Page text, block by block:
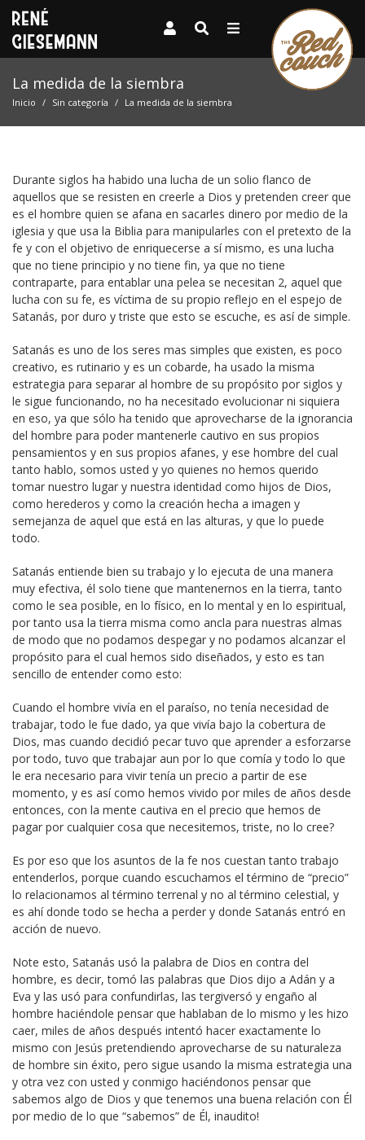
La medida de la siembra
Inicio Sin categoría La medida de la siembra
Durante siglos ha habido una lucha de un solio flanco de
aquellos que se resisten en creerle a Dios y pretenden creer que
es el hombre quien se afana en sacarles dinero por medio de la
iglesia y que usa la Biblia para manipularles con el pretexto de la
fe y con el objetivo de enriquecerse a sí mismo, es una lucha
que no tiene principio y no tiene fin, ya que no tiene
contraparte, para entablar una pelea se necesitan 2, aquel que
lucha con su fe, es víctima de su propio reflejo en el espejo de
Satanás, por duro y triste que esto se escuche, es así de simple.
Satanás es uno de los seres mas simples que existen, es poco
creativo, es rutinario y es un cobarde, ha usado la misma
estrategia para separar al hombre de su propósito por siglos y
le sigue funcionando, no ha necesitado evolucionar ni siquiera
en eso, ya que sólo ha tenido que aprovecharse de la ignorancia
del hombre para poder mantenerle cautivo en sus propios
pensamientos y en sus propios afanes, y ese hombre del cual
tanto hablo, somos usted y yo quienes no hemos querido
tomar nuestro lugar y nuestra identidad como hijos de Dios,
como herederos y como la creación hecha a imagen y
semejanza de aquel que está en las alturas, y que lo puede
todo.
Satanás entiende bien su trabajo y lo ejecuta de una manera
muy efectiva, él solo tiene que mantenernos en la tierra, tanto
como le sea posible, en lo físico, en lo mental y en lo espiritual,
por tanto usa la tierra misma como ancla para nuestras almas
de modo que no podamos despegar y no podamos alcanzar el
propósito para el cual hemos sido diseñados, y esto es tan
sencillo de entender como esto:
Cuando el hombre vivía en el paraíso, no tenía necesidad de
trabajar, todo le fue dado, ya que vivía bajo la cobertura de
Dios, mas cuando decidió pecar tuvo que aprender a esforzarse
por todo, tuvo que trabajar aun por lo que comía y todo lo que
le era necesario para vivir tenía un precio a partir de ese
momento, y es así como hemos vivido por miles de años desde
entonces, con la mente cautiva en el precio que hemos de
pagar por cualquier cosa que necesitemos, triste, no lo cree?
Es por eso que los asuntos de la fe nos cuestan tanto trabajo
entenderlos, porque cuando escuchamos el término de “precio”
lo relacionamos al término terrenal y no al término celestial, y
es ahí donde todo se hecha a perder y donde Satanás entró en
acción de nuevo.
Note esto, Satanás usó la palabra de Dios en contra del
hombre, es decir, tomó las palabras que Dios dijo a Adán y a
Eva y las usó para confundirlas, las tergiversó y engaño al
hombre haciéndole pensar que hablaban de lo mismo y les hizo
caer, miles de años después intentó hacer exactamente lo
mismo con Jesús pretendiendo aprovecharse de su naturaleza
de hombre sin éxito, pero sigue usando la misma estrategia una
y otra vez con usted y conmigo haciéndonos pensar que
sabemos algo de Dios y que tenemos una buena relación con Él
por medio de lo que “sabemos” de Él, inaudito!